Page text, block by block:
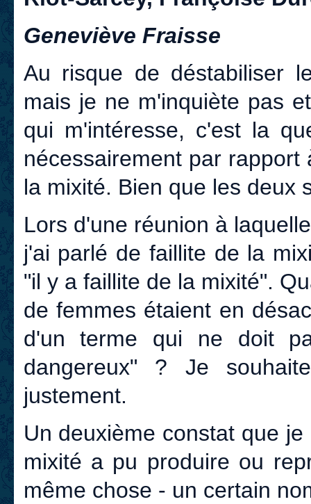
Geneviève Fraisse
Au risque de déstabiliser
mais je ne m'inquiète pas
qui m'intéresse, c'est la
nécessairement par
la mixité. Bien que les deux
Lors d'une réunion à
j'ai parlé de faillite de la
"il y a faillite de la mixité".
de femmes étaient en
d'un terme qui ne doit
dangereux" ? Je
justement.
Un deuxième constat que
mixité a pu produire ou
même chose - un certain